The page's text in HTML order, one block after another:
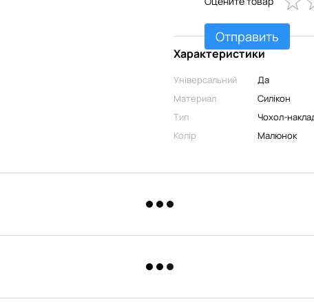
Отправить
Характеристики
Універсальний
Да
Материал
Силікон
Тип
Чохол-
Колір
Малюнок